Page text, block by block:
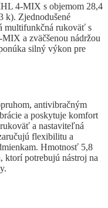
4-MIX s objemom 28,4
k). Zjednodušené
multifunkčná rukoväť s
a zväčšenou nádržou
silný výkon pre
antivibračným
a poskytuje komfort
a nastaviteľná
flexibilitu a
Hmotnosť 5,8
ktorí potrebujú nástroj na